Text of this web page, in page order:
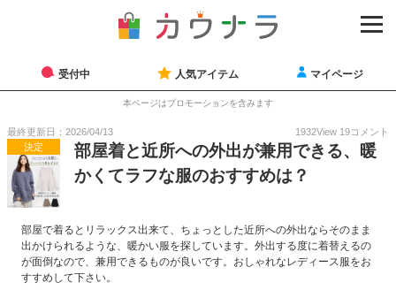
受付中 人気アイテム マイページ
本ページはプロモーションを含みます
最終更新日：2026/04/13 1932View 19コメント
決定
部屋着と近所への外出が兼用できる、暖
かくてラフな服のおすすめは？
部屋で着るとリラックス出来て、ちょっとした近所への外出ならそのまま
出かけられるような、暖かい服を探しています。外出する度に着替えるの
が面倒なので、兼用できるものが良いです。おしゃれなレディース服をお
すすめして下さい。